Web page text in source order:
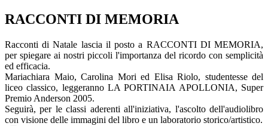
RACCONTI DI MEMORIA
Racconti di Natale lascia il posto a RACCONTI DI MEMORIA,
per spiegare ai nostri piccoli l'importanza del ricordo con semplicità
ed efficacia.
Mariachiara Maio, Carolina Mori ed Elisa Riolo, studentesse del
liceo classico, leggeranno LA PORTINAIA APOLLONIA, Super
Premio Anderson 2005.
Seguirà, per le classi aderenti all'iniziativa, l'ascolto dell'audiolibro
con visione delle immagini del libro e un laboratorio storico/artistico.